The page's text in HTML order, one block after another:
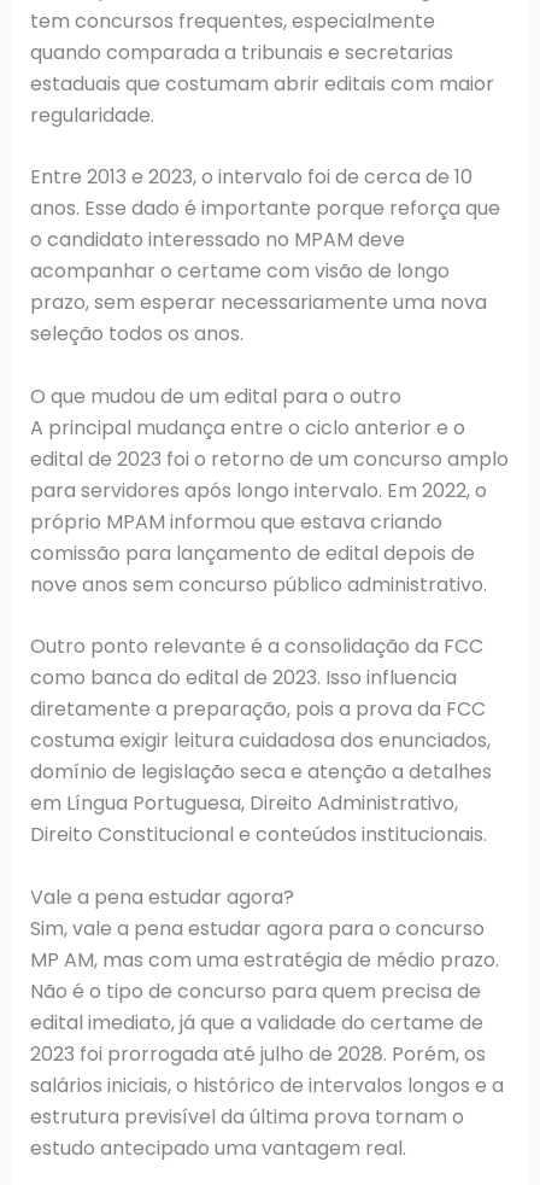
tem concursos frequentes, especialmente
quando comparada a tribunais e secretarias
estaduais que costumam abrir editais com maior
regularidade.
Entre 2013 e 2023, o intervalo foi de cerca de 10
anos. Esse dado é importante porque reforça que
o candidato interessado no MPAM deve
acompanhar o certame com visão de longo
prazo, sem esperar necessariamente uma nova
seleção todos os anos.
O que mudou de um edital para o outro
A principal mudança entre o ciclo anterior e o
edital de 2023 foi o retorno de um concurso amplo
para servidores após longo intervalo. Em 2022, o
próprio MPAM informou que estava criando
comissão para lançamento de edital depois de
nove anos sem concurso público administrativo.
Outro ponto relevante é a consolidação da FCC
como banca do edital de 2023. Isso influencia
diretamente a preparação, pois a prova da FCC
costuma exigir leitura cuidadosa dos enunciados,
domínio de legislação seca e atenção a detalhes
em Língua Portuguesa, Direito Administrativo,
Direito Constitucional e conteúdos institucionais.
Vale a pena estudar agora?
Sim, vale a pena estudar agora para o concurso
MP AM, mas com uma estratégia de médio prazo.
Não é o tipo de concurso para quem precisa de
edital imediato, já que a validade do certame de
2023 foi prorrogada até julho de 2028. Porém, os
salários iniciais, o histórico de intervalos longos e a
estrutura previsível da última prova tornam o
estudo antecipado uma vantagem real.